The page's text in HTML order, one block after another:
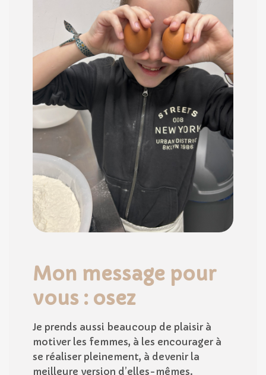
Mon message pour
vous : osez
Je prends aussi beaucoup de plaisir à
motiver les femmes, à les encourager à
se réaliser pleinement, à devenir la
meilleure version d’elles-mêmes.